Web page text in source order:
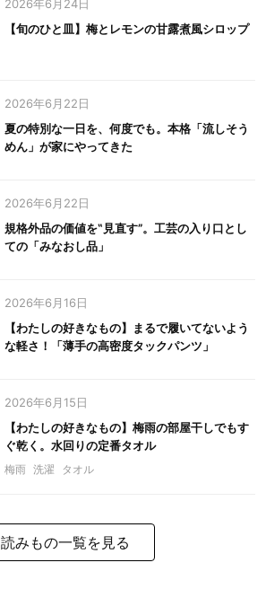
2026年6月24日
【旬のひと皿】梅とレモンの甘露煮風シロップ
2026年6月22日
夏の特別な一日を、何度でも。本格「流しそう
めん」が家にやってきた
2026年6月22日
規格外品の価値を‟見直す”。工芸の入り口とし
ての「みなおし品」
2026年6月16日
【わたしの好きなもの】まるで履いてないよう
な軽さ！「薄手の高密度タックパンツ」
2026年6月15日
【わたしの好きなもの】梅雨の部屋干しでもす
ぐ乾く。水回りの定番タオル
梅雨 洗濯 タオル
読みもの一覧を見る